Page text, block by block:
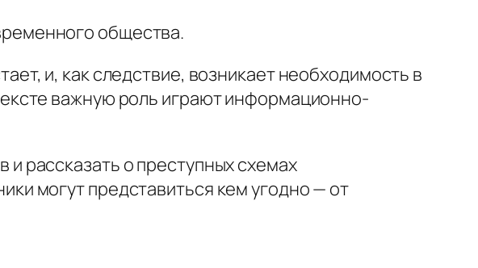
общества.
и, как следствие, возникает необходимость в
важную роль играют информационно-
рассказать о преступных схемах
могут представиться кем угодно — от